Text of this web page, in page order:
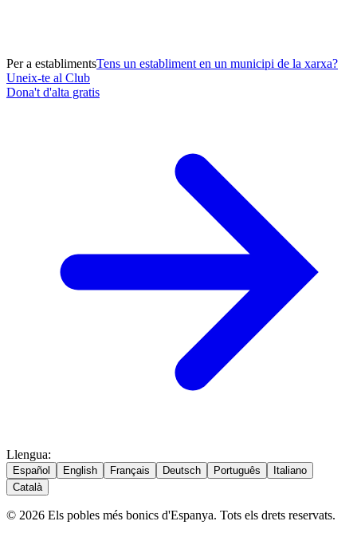
Per a establimentsTens un establiment en un municipi de la xarxa?
Uneix-te al Club
Dona't d'alta gratis
Llengua:
Español English Français Deutsch Português
Italiano
Català
© 2026 Els pobles més bonics d'Espanya. Tots els drets reservats.